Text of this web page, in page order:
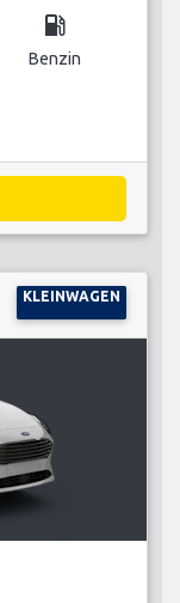
local_gas_station
Benzin
KLEINWAGEN